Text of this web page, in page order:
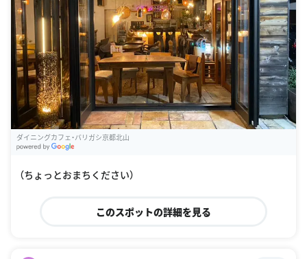
ダイニングカフェ・バリガシ京都北山
（ちょっとおまちください）
このスポットの詳細を見る